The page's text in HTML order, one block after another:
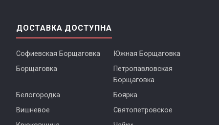
ДОСТАВКА ДОСТУПНА
Софиевская Борщаговка
Южная Борщаговка
Борщаговка
Петропавловская
Борщаговка
Белогородка
Боярка
Вишневое
Святопетровское